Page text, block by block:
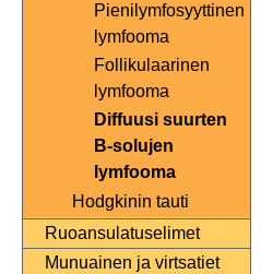
Pienilymfosyyttinen
lymfooma
Follikulaarinen
lymfooma
Diffuusi suurten
B-solujen
lymfooma
Hodgkinin tauti
Ruoansulatuselimet
Munuainen ja virtsatiet